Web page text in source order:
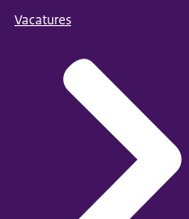
Vacatures